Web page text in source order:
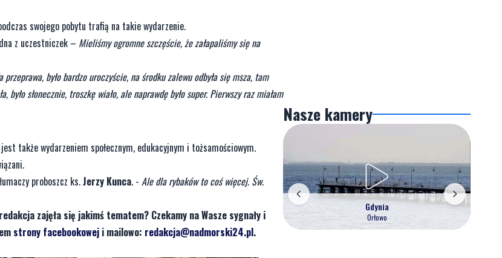
swojego pobytu trafią na takie wydarzenie.
z uczestniczek – Mieliśmy ogromne szczęście, że załapaliśmy się na
było bardzo uroczyście, na środku zalewu odbyła się msza, tam
słonecznie, troszkę wiało, ale naprawdę było super. Pierwszy raz miałam
także wydarzeniem społecznym, edukacyjnym i tożsamościowym.
proboszcz ks.Jerzy Kunca. - Ale dla rybaków to coś więcej. Św.
zajęła się jakimś tematem? Czekamy na Wasze sygnały i
strony facebookowej i mailowo: redakcja@nadmorski24.pl.
Nasze kamery
Gdynia
Orłowo